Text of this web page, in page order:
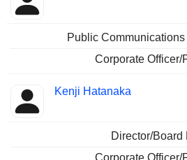
Public
Corporate Officer/
Kenji Hatanaka
Director/Board